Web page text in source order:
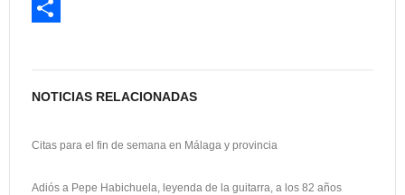
c
o
k
a
o
o
n
E
im
a
r
NOTICIAS RELACIONADAS
Citas para el fin de semana en Málaga y provincia
Adiós a Pepe Habichuela, leyenda de la guitarra, a los 82 años